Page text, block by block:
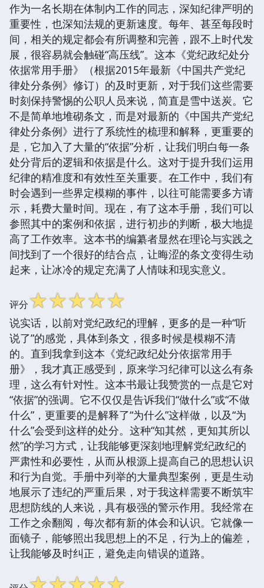
作为一名长期在体制内工作的同志，深知纪律严明的
重要性，也深知法规的更新速度。每年、甚至每段时
间，相关的规定都会有所调整和完善，跟不上时代发
展，很容易就会触碰“高压线”。这本《党纪政纪处分
依据常用手册》（根据2015年最新《中国共产党纪
律处分条例》修订）的及时更新，对于我们这些需要
时刻保持警惕的公职人员来说，简直是雪中送炭。它
不是简单地堆砌条文，而是对最新的《中国共产党纪
律处分条例》进行了系统性的梳理和解释，更重要的
是，它加入了大量的“依据”分析，让我们明白每一条
处分背后的逻辑和依据是什么。这对于提升我们运用
纪律的精准度和有效性至关重要。在工作中，我们有
时会遇到一些界定模糊的事件，以往可能需要多方请
示，耗费大量时间。现在，有了这本手册，我们可以
参照其中的案例和依据，进行初步的判断，极大地提
高了工作效率。这本书的编纂者显然在理论与实践之
间找到了一个很好的结合点，让晦涩的条文变得生动
起来，让冰冷的规定充满了人情味和现实意义。
评分☆☆☆☆☆
说实话，以前对党纪政纪的理解，更多的是一种“听
说了”的感觉，具体到条文，很多时候是模糊不清
的。直到我拿到这本《党纪政纪处分依据常用手
册》，我才真正感受到，原来学习纪律可以这么有条
理，这么有针对性。这本书最让我赞赏的一点是它对
“依据”的强调。它不仅仅是告诉我们“做什么”或“不做
什么”，更重要的是解释了“为什么”这样做，以及“为
什么”会受到这样的处分。这种“知其然，更知其所以
然”的学习方式，让我能够更深刻地理解党纪政纪的
严肃性和必要性，从而从根源上提高自己的思想认识
和行为自觉。手册中列举的大量典型案例，更是生动
地展示了违纪的严重后果，对于我这样需要不断筑牢
思想防线的人来说，具有极强的警示作用。我经常在
工作之余翻阅，每次都有新的体会和认识。它就像一
面镜子，能够照出我思想上的不足，行为上的偏差，
让我能够及时纠正，避免走向错误的道路。